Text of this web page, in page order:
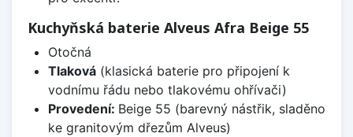
Kuchyňská baterie Alveus Afra Beige 55
Otočná
Tlaková(klasická baterie pro připojení k
vodnímu řádu nebo tlakovému ohřívači)
Provedení: Beige 55 (barevný nástřik, sladěno
ke granitovým dřezům Alveus)